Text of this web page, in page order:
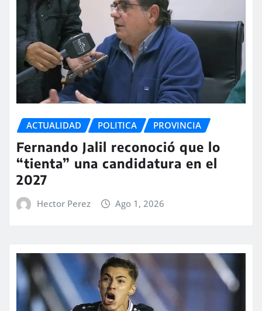
ACTUALIDAD POLITICA PROVINCIA
Fernando Jalil reconoció que lo
“tienta” una candidatura en el
2027
Hector Perez Ago 1, 2026